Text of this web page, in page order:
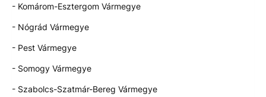
- Komárom-Esztergom Vármegye
- Nógrád Vármegye
- Pest Vármegye
- Somogy Vármegye
- Szabolcs-Szatmár-Bereg Vármegye